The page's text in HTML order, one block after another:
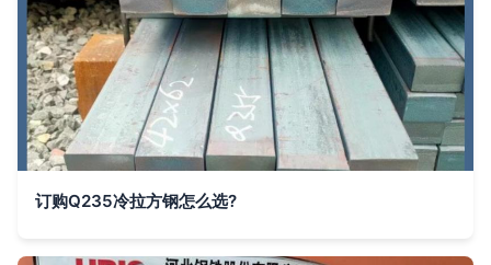
订购Q235冷拉方钢怎么选?